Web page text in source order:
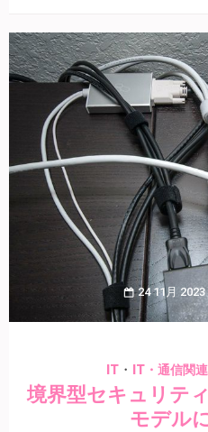
24 11月 2023
IT ・ IT・通信関連
境界型セキュリテ
モデル